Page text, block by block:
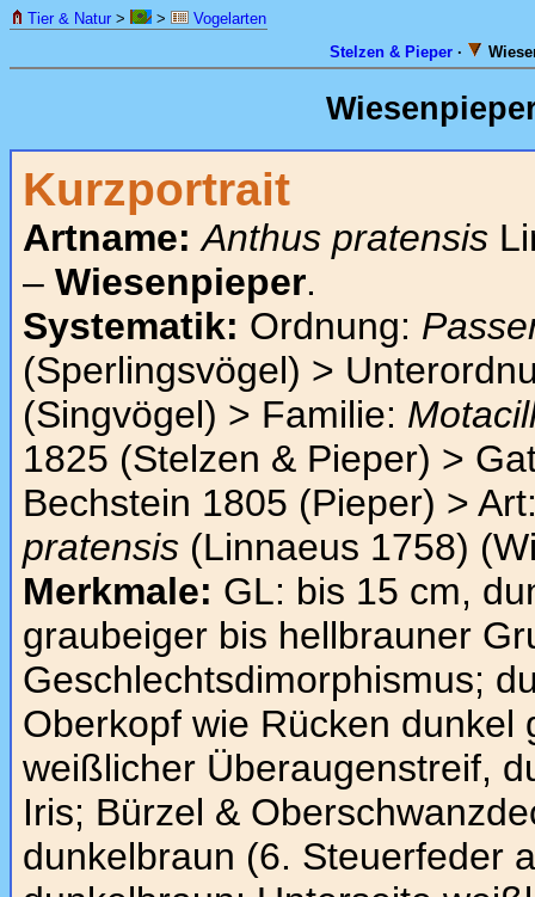
Tier & Natur > >
Vogelarten
Stelzen & Pieper·
Kurzportrait
Artname: Anthus pratensis
– Wiesenpieper.
Systematik: Ordnung:
(Sperlingsvögel) >
(Singvögel) > Familie:
1825 (Stelzen & Pieper) >
Bechstein 1805 (Pieper) >
pratensis (Linnaeus 1758)
Merkmale: GL: bis 15 cm,
graubeiger bis hellbrauner
Geschlechtsdimorphismus;
Oberkopf wie Rücken
weißlicher Überaugenstreif,
Iris; Bürzel &
dunkelbraun (6. Steuerfeder